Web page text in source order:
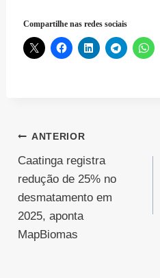
Compartilhe nas redes sociais
Navegação
de
Post
ANTERIOR
Caatinga registra
redução de 25% no
desmatamento em
2025, aponta
MapBiomas